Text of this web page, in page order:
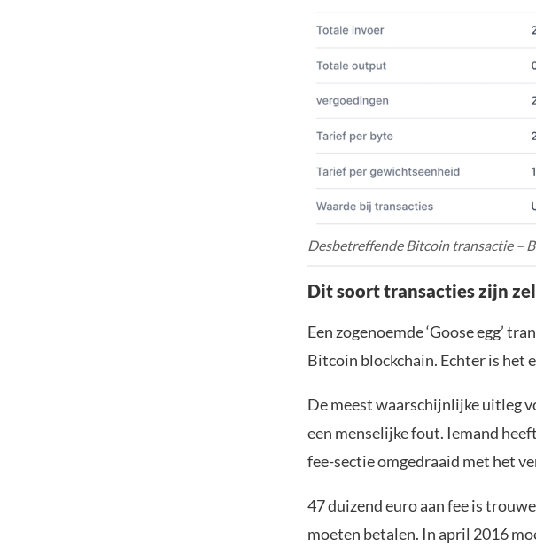
Desbetreffende Bitcoin transactie –
Dit soort transacties zijn
Een zogenoemde ‘Goose egg’
Bitcoin blockchain. Echter is het
De meest waarschijnlijke uitleg
een menselijke fout. Iemand
fee-sectie omgedraaid met het
47 duizend euro aan fee is
moeten betalen. In april 2016